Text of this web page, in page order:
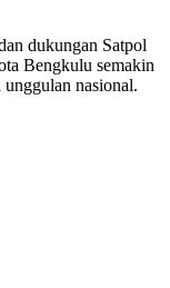
dukungan Satpol
Bengkulu semakin
nasional.